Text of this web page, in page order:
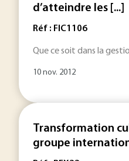
d’atteindre les [...]
Réf : FIC1106
Que ce soit dans la
10 nov. 2012
Transformation
groupe